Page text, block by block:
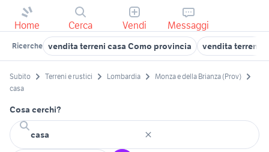
Home Cerca Vendi Messaggi
Ricerche vendita terreni casa Como provincia vendita terreni
Subito Terreni e rustici Lombardia
Monza e della Brianza (Prov)
casa
Cosa cerchi?